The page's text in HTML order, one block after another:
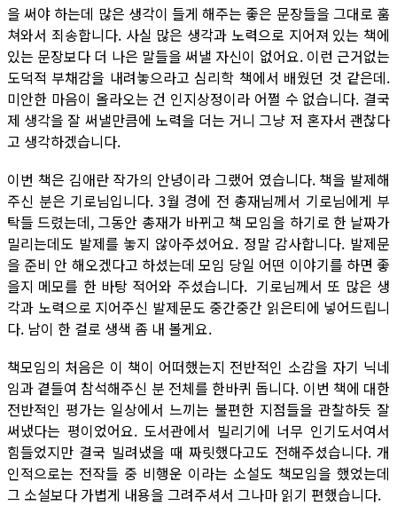
을 써야 하는데 많은 생각이 들게 해주는 좋은 문장들을 그대로 훔
쳐와서 죄송합니다. 사실 많은 생각과 노력으로 지어져 있는 책에
있는 문장보다 더 나은 말들을 써낼 자신이 없어요. 이런 근거없는
도덕적 부채감을 내려놓으라고 심리학 책에서 배웠던 것 같은데.
미안한 마음이 올라오는 건 인지상정이라 어쩔 수 없습니다. 결국
제 생각을 잘 써낼만큼에 노력을 더는 거니 그냥 저 혼자서 괜찮다
고 생각하겠습니다.
이번 책은 김애란 작가의 안녕이라 그랬어 였습니다. 책을 발제해
주신 분은 기로님입니다. 3월 경에 전 총재님께서 기로님에게 부
탁들 드렸는데, 그동안 총재가 바뀌고 책 모임을 하기로 한 날짜가
밀리는데도 발제를 놓지 않아주셨어요. 정말 감사합니다. 발제문
을 준비 안 해오겠다고 하셨는데 모임 당일 어떤 이야기를 하면 좋
을지 메모를 한 바탕 적어와 주셨습니다. 기로님께서 또 많은 생
각과 노력으로 지어주신 발제문도 중간중간 읽은티에 넣어드립니
다. 남이 한 걸로 생색 좀 내 볼게요.
책모임의 처음은 이 책이 어떠했는지 전반적인 소감을 자기 닉네
임과 곁들여 참석해주신 분 전체를 한바퀴 돕니다. 이번 책에 대한
전반적인 평가는 일상에서 느끼는 불편한 지점들을 관찰하듯 잘
써냈다는 평이었어요. 도서관에서 빌리기에 너무 인기도서여서
힘들었지만 결국 빌려냈을 때 짜릿했다고도 전해주셨습니다. 개
인적으로는 전작들 중 비행운 이라는 소설도 책모임을 했었는데
그 소설보다 가볍게 내용을 그려주셔서 그나마 읽기 편했습니다.